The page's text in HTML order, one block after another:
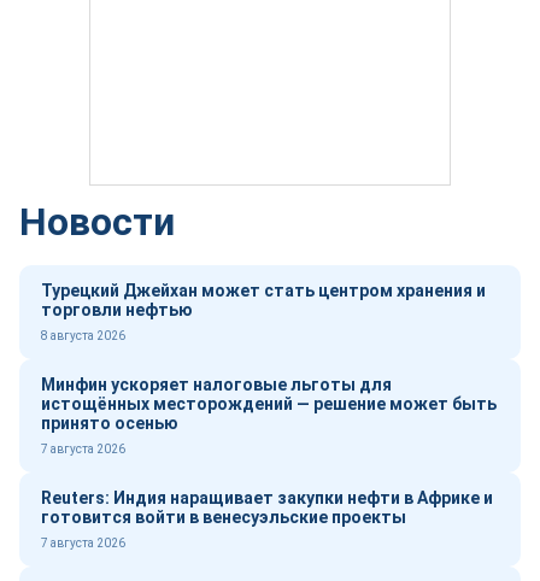
Новости
Турецкий Джейхан может стать центром хранения и
торговли нефтью
8 августа 2026
Минфин ускоряет налоговые льготы для
истощённых месторождений — решение может быть
принято осенью
7 августа 2026
Reuters: Индия наращивает закупки нефти в Африке и
готовится войти в венесуэльские проекты
7 августа 2026